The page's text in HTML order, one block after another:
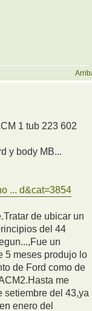
1 tub 223 602
y body MB...
... d&cat=3854
de ubicar un
del 44
un
5 meses produjo lo
de Ford como de
me
setiembre del 43,ya
enero del